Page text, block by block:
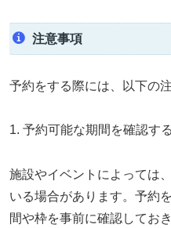
注意事項
予約をする際には、以下の
1. 予約可能な期間を確認する
施設やイベントによっては
いる場合があります。予約
間や枠を事前に確認してお